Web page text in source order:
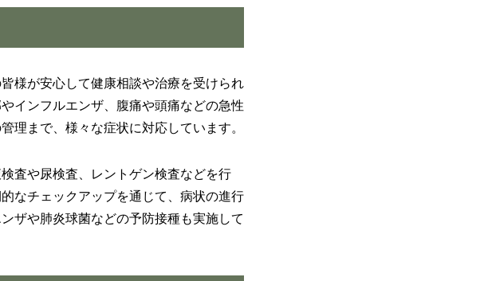
様が安心して健康相談や治療を受けられ
インフルエンザ、腹痛や頭痛などの急性
理まで、様々な症状に対応しています。
査や尿検査、レントゲン検査などを行
なチェックアップを通じて、病状の進行
ザや肺炎球菌などの予防接種も実施して